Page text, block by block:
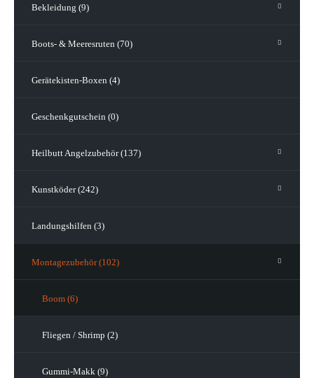
Bekleidung (9)
Boots- & Meeresruten (70)
Gerätekisten-Boxen (4)
Geschenkgutschein (0)
Heilbutt Angelzubehör (137)
Kunstköder (242)
Landungshilfen (3)
Montagezubehör (102)
Boom (6)
Fliegen / Shrimp (2)
Gummi-Makk (9)